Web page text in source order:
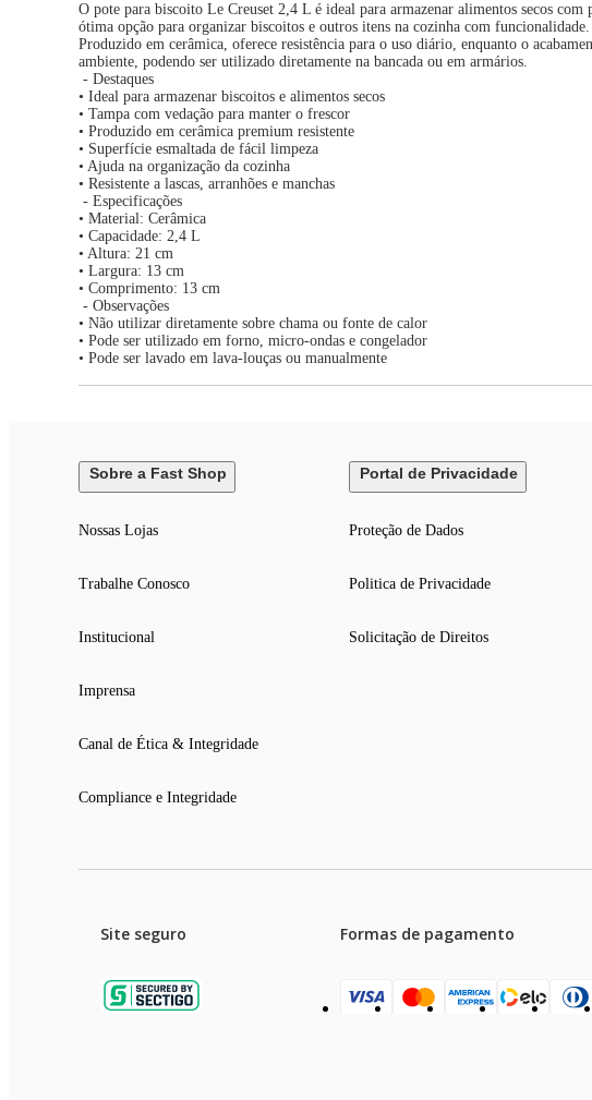
O pote para biscoito Le Creuset 2,4 L é ideal para armazenar alimentos secos
ótima opção para organizar biscoitos e outros itens na cozinha com funcionalidade.
Produzido em cerâmica, oferece resistência para o uso diário, enquanto o
ambiente, podendo ser utilizado diretamente na bancada ou em armários.
- Destaques
• Ideal para armazenar biscoitos e alimentos secos
• Tampa com vedação para manter o frescor
• Produzido em cerâmica premium resistente
• Superfície esmaltada de fácil limpeza
• Ajuda na organização da cozinha
• Resistente a lascas, arranhões e manchas
- Especificações
• Material: Cerâmica
• Capacidade: 2,4 L
• Altura: 21 cm
• Largura: 13 cm
• Comprimento: 13 cm
- Observações
• Não utilizar diretamente sobre chama ou fonte de calor
• Pode ser utilizado em forno, micro-ondas e congelador
• Pode ser lavado em lava-louças ou manualmente
Sobre a Fast Shop
Nossas Lojas
Trabalhe Conosco
Institucional
Imprensa
Canal de Ética & Integridade
Compliance e Integridade
Portal de Privacidade
Proteção de Dados
Politica de Privacidade
Solicitação de Direitos
Site seguro Formas de pagamento